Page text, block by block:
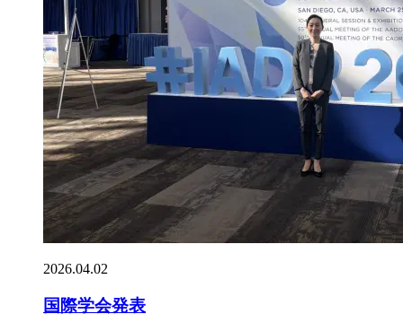
2026.04.02
国際学会発表